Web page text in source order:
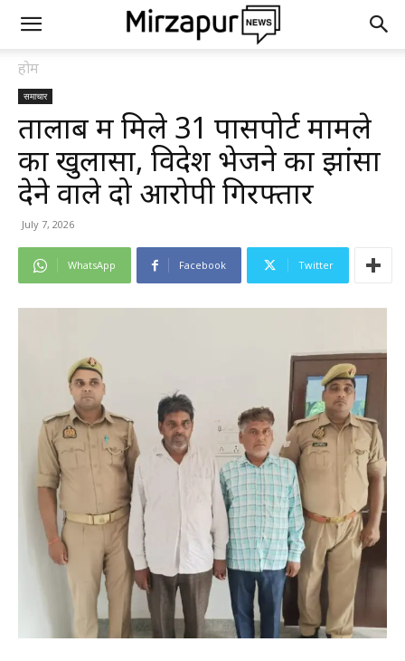
होम
समाचार
तालाब में मिले 31 पासपोर्ट मामले
का खुलासा, विदेश भेजने का झांसा
देने वाले दो आरोपी गिरफ्तार
July 7, 2026
WhatsApp Facebook Twitter